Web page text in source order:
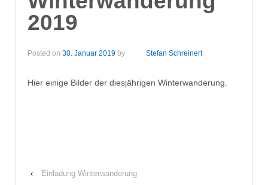
2019
Posted on 30. Januar 2019 by Stefan Schreinert
Hier einige Bilder der diesjährigen Winterwanderung.
‹
Einladung Winterwanderung